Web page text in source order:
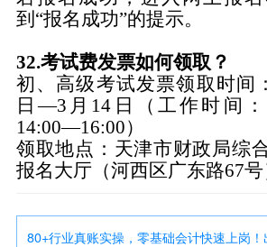
到 “报名成功”的提示。
32.考试费发票如何领取？
初、高级考试发票领取时间：
日—3月14日（工作时间：
14:00—16:00）
领取地点：天津市财政局综
报名大厅（河西区广东路67号
80+行业真账实操，零基础会计快速上岗！